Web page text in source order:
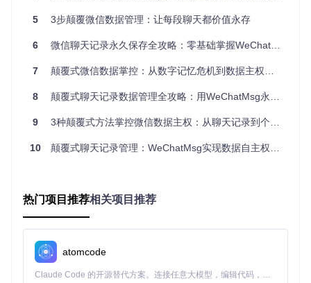
WeChatMsg创新性地引入了增量备份技术，这就像手机相册
的自动同步功能，系统会智能识别新增的聊天记录，仅对变化
部分进行处理。对比传统全量备份方式，该技术使后续备份时
的是，增量备份配合文件校验机制，确保了数据的完整性，用
擎，能够从聊天记录中提取有价值的信息。系统会自动统计年
势。"这种从被动备份到主动价值挖掘的转变，重新定义了聊
天记录的应用场景。
场景化应用：让工具真正融入工作与生活
自由职业者的客户沟通档案系统
5 3步颠覆微信数据管理：让每段聊天都价值永存
6 微信聊天记录永久保存全攻略：零基础掌握WeChatMsg备份神器
7 颠覆式微信数据掌控：从数字记忆危机到数据主权觉醒
8 颠覆式聊天记录数据管理全攻略：用WeChatMsg永久保存珍贵对话
9 3种颠覆式方法掌控微信数据主权：从聊天记录到个人数据资产
10 颠覆式聊天记录管理：WeChatMsg实现数据自主权的全流程方案
热门项目推荐相关项目推荐
atomcode
Claude Code 的开源替代方案。连接任意大模型，编辑代码，运行命令，自动验证 — 全自动执行。用 Rust 构建，极致性能。 ｜ An open-source alternative to Claude Code. Connect any LLM, edit code, run commands, and verify changes — autonomously. Built in Rust for speed. Get Started